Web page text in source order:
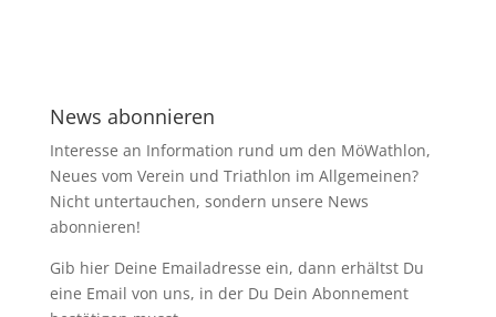
News abonnieren
Interesse an Information rund um den MöWathlon,
Neues vom Verein und Triathlon im Allgemeinen?
Nicht untertauchen, sondern unsere News
abonnieren!
Gib hier Deine Emailadresse ein, dann erhältst Du
eine Email von uns, in der Du Dein Abonnement